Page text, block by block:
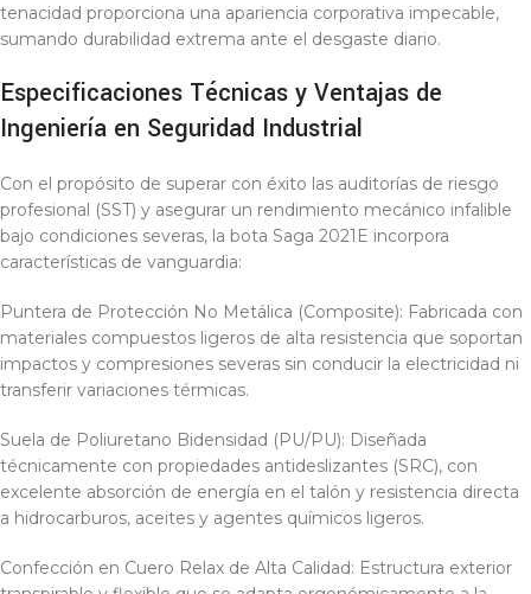
tenacidad proporciona una apariencia corporativa impecable,
sumando durabilidad extrema ante el desgaste diario.
Especificaciones Técnicas y Ventajas de
Ingeniería en Seguridad Industrial
Con el propósito de superar con éxito las auditorías de riesgo
profesional (SST) y asegurar un rendimiento mecánico infalible
bajo condiciones severas, la bota Saga 2021E incorpora
características de vanguardia:
Puntera de Protección No Metálica (Composite): Fabricada con
materiales compuestos ligeros de alta resistencia que soportan
impactos y compresiones severas sin conducir la electricidad ni
transferir variaciones térmicas.
Suela de Poliuretano Bidensidad (PU/PU): Diseñada
técnicamente con propiedades antideslizantes (SRC), con
excelente absorción de energía en el talón y resistencia directa
a hidrocarburos, aceites y agentes químicos ligeros.
Confección en Cuero Relax de Alta Calidad: Estructura exterior